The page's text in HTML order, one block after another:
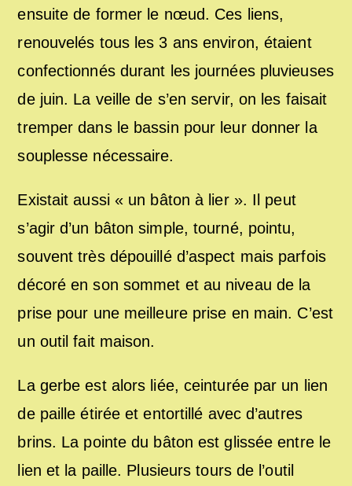
ensuite de former le nœud. Ces liens,
renouvelés tous les 3 ans environ, étaient
confectionnés durant les journées pluvieuses
de juin. La veille de s’en servir, on les faisait
tremper dans le bassin pour leur donner la
souplesse nécessaire.
Existait aussi « un bâton à lier ». Il peut
s’agir d’un bâton simple, tourné, pointu,
souvent très dépouillé d’aspect mais parfois
décoré en son sommet et au niveau de la
prise pour une meilleure prise en main. C’est
un outil fait maison.
La gerbe est alors liée, ceinturée par un lien
de paille étirée et entortillé avec d’autres
brins. La pointe du bâton est glissée entre le
lien et la paille. Plusieurs tours de l’outil